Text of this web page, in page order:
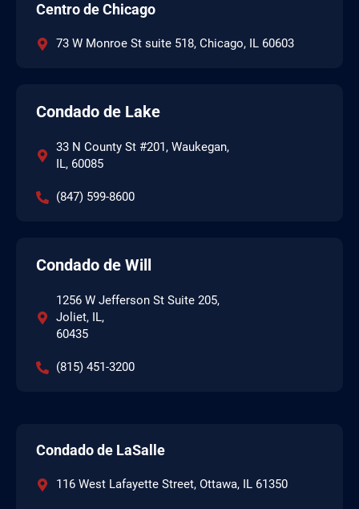
Centro de Chicago
73 W Monroe St suite 518, Chicago, IL 60603
Condado de Lake
33 N County St #201, Waukegan,
IL, 60085
(847) 599-8600
Condado de Will
1256 W Jefferson St Suite 205,
Joliet, IL,
60435
(815) 451-3200
Condado de LaSalle
116 West Lafayette Street, Ottawa, IL 61350